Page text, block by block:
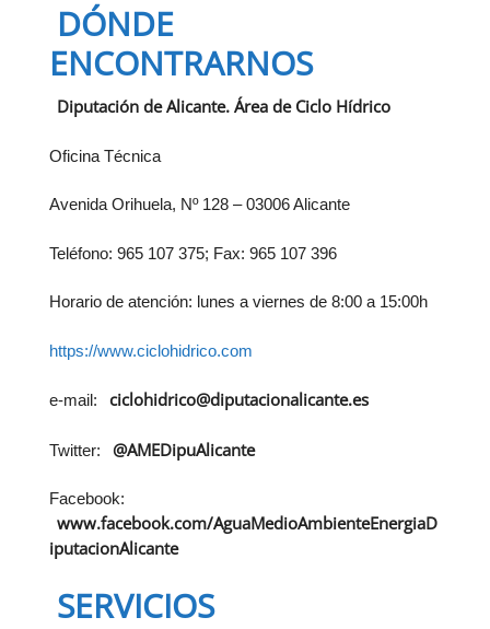
DÓNDE
ENCONTRARNOS
Diputación de Alicante. Área de Ciclo Hídrico
Oficina Técnica
Avenida Orihuela, Nº 128 – 03006 Alicante
Teléfono: 965 107 375; Fax: 965 107 396
Horario de atención: lunes a viernes de 8:00 a 15:00h
https://www.ciclohidrico.com
e-mail: ciclohidrico@diputacionalicante.es
Twitter: @AMEDipuAlicante
Facebook:
www.facebook.com/AguaMedioAmbienteEnergiaD
iputacionAlicante
SERVICIOS